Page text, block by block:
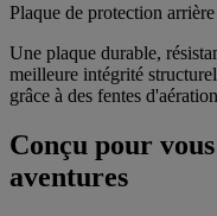
Plaque de protection
Une plaque durable,
meilleure intégrité
grâce à des fentes
Conçu pour
aventures